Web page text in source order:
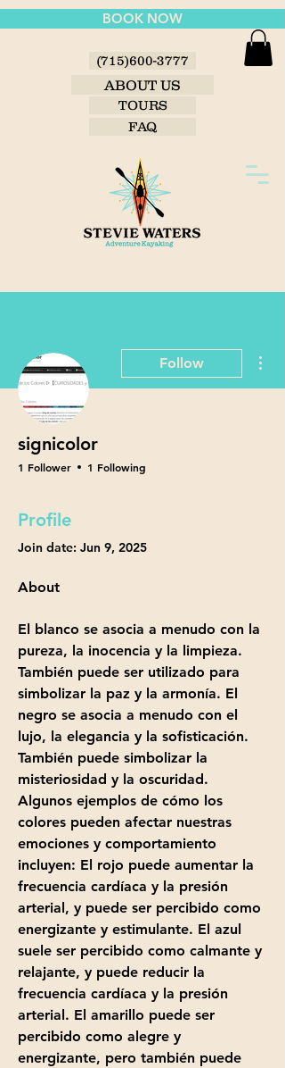
BOOK NOW
(715)600-3777
ABOUT US
TOURS
FAQ
Follow
signicolor
1 Follower 1 Following
Profile
Join date: Jun 9, 2025
About
El blanco se asocia a menudo con la
pureza, la inocencia y la limpieza.
También puede ser utilizado para
simbolizar la paz y la armonía. El
negro se asocia a menudo con el
lujo, la elegancia y la sofisticación.
También puede simbolizar la
misteriosidad y la oscuridad.
Algunos ejemplos de cómo los
colores pueden afectar nuestras
emociones y comportamiento
incluyen: El rojo puede aumentar la
frecuencia cardíaca y la presión
arterial, y puede ser percibido como
energizante y estimulante. El azul
suele ser percibido como calmante y
relajante, y puede reducir la
frecuencia cardíaca y la presión
arterial. El amarillo puede ser
percibido como alegre y
energizante, pero también puede